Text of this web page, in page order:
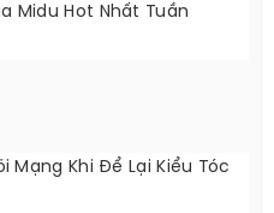
Midu Hot Nhất Tuần
Mạng Khi Để Lại Kiểu Tóc